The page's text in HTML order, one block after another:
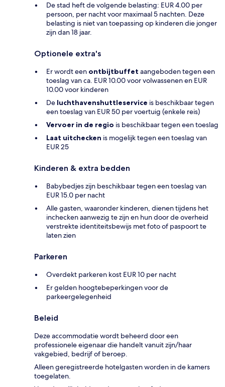
De stad heft de volgende belasting: EUR 4.00 per
persoon, per nacht voor maximaal 5 nachten. Deze
belasting is niet van toepassing op kinderen die jonger
zijn dan 18 jaar.
Optionele extra's
Er wordt een ontbijtbuffet aangeboden tegen een
toeslag van ca. EUR 10.00 voor volwassenen en EUR
10.00 voor kinderen
De luchthavenshuttleservice is beschikbaar tegen
een toeslag van EUR 50 per voertuig (enkele reis)
Vervoer in de regio is beschikbaar tegen een toeslag
Laat uitchecken is mogelijk tegen een toeslag van
EUR 25
Kinderen & extra bedden
Babybedjes zijn beschikbaar tegen een toeslag van
EUR 15.0 per nacht
Alle gasten, waaronder kinderen, dienen tijdens het
inchecken aanwezig te zijn en hun door de overheid
verstrekte identiteitsbewijs met foto of paspoort te
laten zien
Parkeren
Overdekt parkeren kost EUR 10 per nacht
Er gelden hoogtebeperkingen voor de
parkeergelegenheid
Beleid
Deze accommodatie wordt beheerd door een
professionele eigenaar die handelt vanuit zijn/haar
vakgebied, bedrijf of beroep.
Alleen geregistreerde hotelgasten worden in de kamers
toegelaten.